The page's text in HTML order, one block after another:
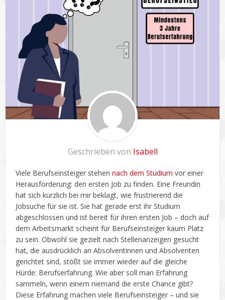
Geschrieben von Isabell
Viele Berufseinsteiger stehennach dem Studium vor einer
Herausforderung: den ersten Job zu finden. Eine Freundin
hat sich kürzlich bei mir beklagt, wie frustrierend die
Jobsuche für sie ist. Sie hat gerade erst ihr Studium
abgeschlossen und ist bereit für ihren ersten Job – doch auf
dem Arbeitsmarkt scheint für Berufseinsteiger kaum Platz
zu sein. Obwohl sie gezielt nach Stellenanzeigen gesucht
hat, die ausdrücklich an Absolventinnen und Absolventen
gerichtet sind, stößt sie immer wieder auf die gleiche
Hürde: Berufserfahrung. Wie aber soll man Erfahrung
sammeln, wenn einem niemand die erste Chance gibt?
Diese Erfahrung machen viele Berufseinsteiger – und sie